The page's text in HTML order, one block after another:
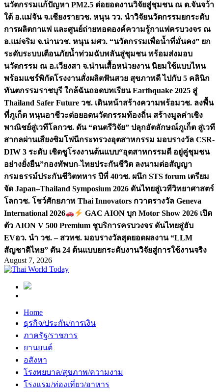
นวัตกรรมแก้ปัญหา PM2.5 ต่อยอดงานวิจัยสู่ชุมชน ณ ต.จันจว้า
ใต้ อ.แม่จัน จ.เชียงรายวช. หนุน วว. นำวิจัยนวัตกรรมยกระดับ
การผลิตกาแฟ และศูนย์ถ่ายทอดองค์ความรู้กาแฟครบวงจร ณ
อ.แม่จริม จ.น่านวช. หนุน มศว. “นวัตกรรมเพื่อน้ำที่มั่นคง” ยก
ระดับระบบเตือนภัยน้ำท่วมฉับพลันสู่ชุมชน พร้อมส่งมอบ
นวัตกรรม ณ อ.เวียงสา จ.น่านเสื้อหน่วยงาน นิยมใช้แบบไหน
พร้อมแชร์พิกัดโรงงานสั่งผลิตฟันสวย สุขภาพดี ไปกับ 5 คลินิก
ทันตกรรมราชบุรี ใกล้ฉันถอดบทเรียน Earthquake 2025 สู่
Thailand Safer Future วช. เดินหน้าสร้างความพร้อมวช. ลงพื้น
ที่ภูเก็ต หนุนอาชีวะต่อยอดนวัตกรรมท้องถิ่น สร้างมูลค่าเชิง
พาณิชย์สู่เวทีโลกวช. ดัน “ดนตรีวิจัย” ปลุกอัตลักษณ์ภูเก็ต สู่เวที
สากลผ่านเสียงซิมโฟนีกระทรวงอุตสาหกรรม มอบรางวัล CSR-
DIW 3 ระดับ เชิดชูโรงงานต้นแบบ“อุตสาหกรรมดี อยู่คู่ชุมชน
อย่างยั่งยืน”กองทัพบก-ไทยประกันชีวิต ลงนามต่อสัญญา
กรมธรรม์ประกันชีวิตทหาร ปีที่ 40วช. ผนึก STS forum เตรียม
จัด Japan–Thailand Symposium 2026 ดันไทยสู่เวทีวิทยาศาสตร์
โลกวช. โชว์ศักยภาพ Thai Innovators กวาดรางวัล Geneva
International 2026
GAC AION บุก Motor Show 2026 เปิด
ตัว AION V 500 Premium ชูบริการครบวงจร ดันไทยสู่ฮับ
EVอว. นำ วช. – สวทช. มอบรางวัลสุดยอดผลงาน “LLM
สัญชาติไทย” ดัน 24 ต้นแบบยกระดับงานวิจัยสู่การใช้งานจริง
August 7, 2026
Home
ธุรกิจ/ประกัน/การเงิน
ภาครัฐ/ราชการ
ยานยนต์
อสังหา
โรงพยบาล/สุขภาพ/ความงาม
โรงแรม/ท่องเที่ยว/อาหาร